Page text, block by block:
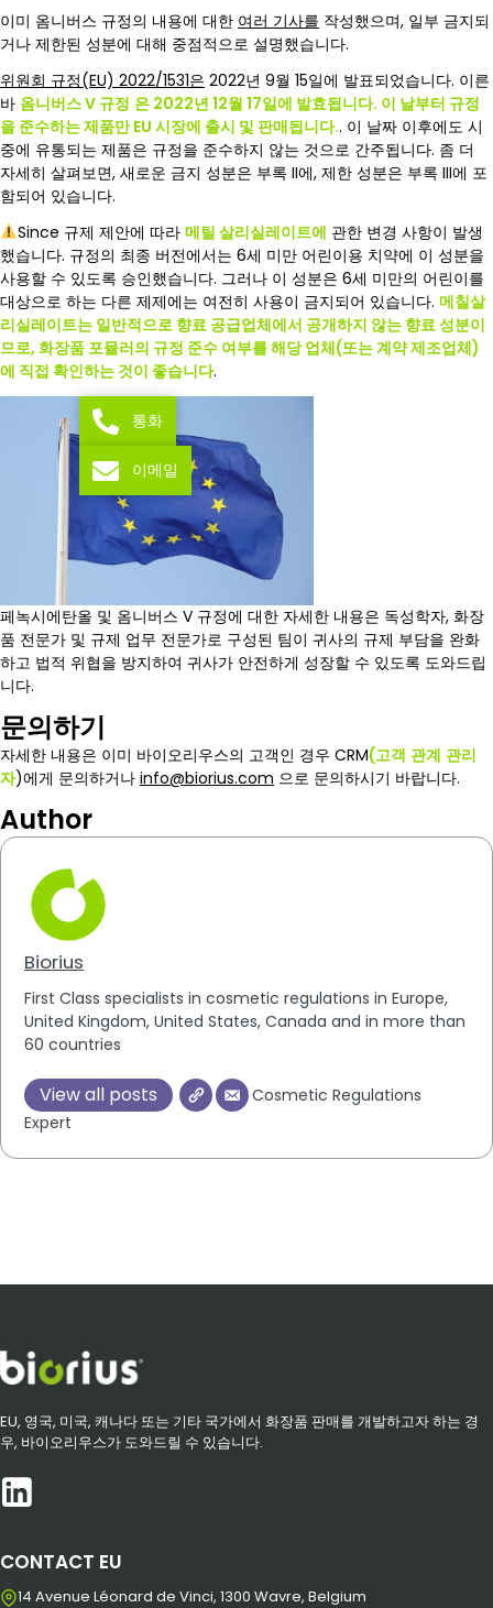
이미 옴니버스 규정의 내용에 대한 여러 기사를 작성했으며, 일부 금지되
거나 제한된 성분에 대해 중점적으로 설명했습니다.
위원회 규정(EU) 2022/1531은 2022년 9월 15일에 발표되었습니다. 이른
바 옴니버스 V 규정 은 2022년 12월 17일에 발효됩니다. 이 날부터 규정
을 준수하는 제품만 EU 시장에 출시 및 판매됩니다.. 이 날짜 이후에도 시
중에 유통되는 제품은 규정을 준수하지 않는 것으로 간주됩니다. 좀 더
자세히 살펴보면, 새로운 금지 성분은 부록 II에, 제한 성분은 부록 III에 포
함되어 있습니다.
Since 규제 제안에 따라 메틸 살리실레이트에 관한 변경 사항이 발생
했습니다. 규정의 최종 버전에서는 6세 미만 어린이용 치약에 이 성분을
사용할 수 있도록 승인했습니다. 그러나 이 성분은 6세 미만의 어린이를
대상으로 하는 다른 제제에는 여전히 사용이 금지되어 있습니다. 메칠살
리실레이트는 일반적으로 향료 공급업체에서 공개하지 않는 향료 성분이
므로, 화장품 포뮬러의 규정 준수 여부를 해당 업체(또는 계약 제조업체)
에 직접 확인하는 것이 좋습니다.
페녹시에탄올 및 옴니버스 V 규정에 대한 자세한 내용은 독성학자, 화장
품 전문가 및 규제 업무 전문가로 구성된 팀이 귀사의 규제 부담을 완화
하고 법적 위협을 방지하여 귀사가 안전하게 성장할 수 있도록 도와드립
니다.
문의하기
자세한 내용은 이미 바이오리우스의 고객인 경우 CRM(고객 관계 관리
자)에게 문의하거나 info@biorius.com 으로 문의하시기 바랍니다.
Author
Biorius
First Class specialists in cosmetic regulations in Europe,
United Kingdom, United States, Canada and in more than
60 countries
View all posts
Cosmetic Regulations
Expert
EU, 영국, 미국, 캐나다 또는 기타 국가에서 화장품 판매를 개발하고자 하는 경
우, 바이오리우스가 도와드릴 수 있습니다.
CONTACT EU
14 Avenue Léonard de Vinci, 1300 Wavre, Belgium
통화
이메일